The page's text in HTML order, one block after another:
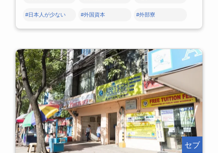
#日本人が少ない #外国資本 #外部寮
セブ